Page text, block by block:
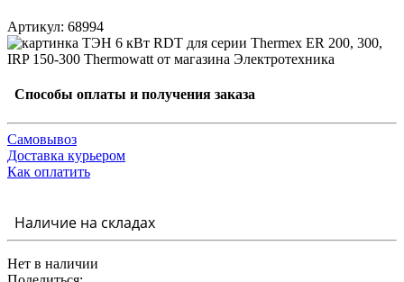
Артикул: 68994
Способы оплаты и получения заказа
Самовывоз
Доставка курьером
Как оплатить
Наличие на складах
Нет в наличии